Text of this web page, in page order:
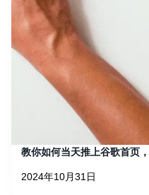
教你如何当天推上谷歌首页
2024年10月31日